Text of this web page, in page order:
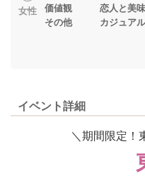
女性
価値観 恋人と美味
その他 カジュアル
イベント詳細
＼期間限定！